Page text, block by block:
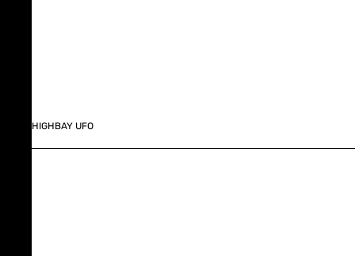
HIGHBAY UFO